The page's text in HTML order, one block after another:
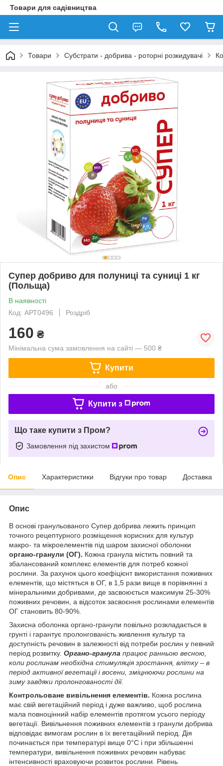
Товари для садівництва
Товари Субстрати - добрива - роторні розкидувачі
Супер добриво для полуниці та суниці 1 кг
(Польща)
В наявності
Код: АРТ0496
Роздріб
160 ₴
Мінімальна сума замовлення на сайті — 500 ₴
Купити
або
Купити з
Що таке купити з Пром?
Замовлення під захистом
Опис Характеристики Відгуки про товар Доставка
Опис
В основі гранульованого Супер добрива лежить принцип
точного рецептурного розміщення корисних для культур
макро- та мікроелементів під шаром захисної оболонки
органо-гранули (ОГ). Кожна гранула містить повний та
збалансований комплекс елементів для потреб кожної
рослини. За рахунок цього коефіцієнт використання поживних
елементів, що містяться в ОГ, в 1,5 рази вище в порівнянні з
мінеральними добривами, де засвоюється максимум 25-30%
поживних речовин, а відсоток засвоєння рослинами елементів
ОГ становить 80-90%.
Захисна оболонка органо-гранули повільно розкладається в
грунті і гарантує пролонгованість живлення культур та
доступність речовин в залежності від потреби рослин у певний
період розвитку. Органо-гранула працює ранньою весною,
коли рослинам необхідна стимуляція зростання, влітку – в
період активної вегетації і восени, зміцнюючи рослини на
зиму завдяки пролонгованості дії.
Контрольоване вивільнення елементів. Кожна рослина
має свій вегетаційний період і дуже важливо, щоб рослина
мала повноцінний набір елементів протягом усього періоду
вегетації. Вивільнення поживних елементів з гранули добрива
відповідає вимогам рослин в їх вегетаційний період. Дія
починається при температурі вище 0°С і при збільшенні
температури, вивільнення поживних речовин набуває
інтенсивності враховуючи розвиток рослини. Рівень